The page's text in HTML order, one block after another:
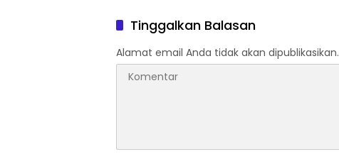
Tinggalkan Balasan
Alamat email Anda tidak akan dipublikasikan.